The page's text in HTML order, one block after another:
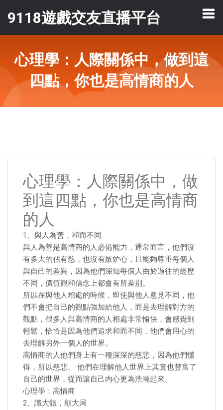
9118遊戲交友直播平台
心理學：人際關係中，做到這
四點，你也是高情商的人
心理學：人際關係中，做
到這四點，你也是高情商
的人
1、與人為善，和而不同
與人為善是高情商的人必備能力，通常而言，他們沒
有多大的佔有慾，也沒有嫉妒心，且能夠尊重每個人
與自己的差異，因為他們深知每個人由於過往的經歷
不同，價值觀和信念上都會有所差別。
所以在與他人相處的時候，即使與他人意見不同，他
們不會把自己的觀點強加給他人，而是去理解對方的
觀點，很多人與高情商的人相處非常愉快，會感覺到
輕鬆，恰恰是因為他們追求和而不同，他們會用心的
去理解另外一個人的世界。
高情商的人他們身上有一種深深的慈悲，因為他們懂
得，所以慈悲。 他們在理解他人世界上其實也豐富了
自己的世界，從而讓自己內心更為浩瀚起來。
心理學：高情商
2、識大體，顧大局